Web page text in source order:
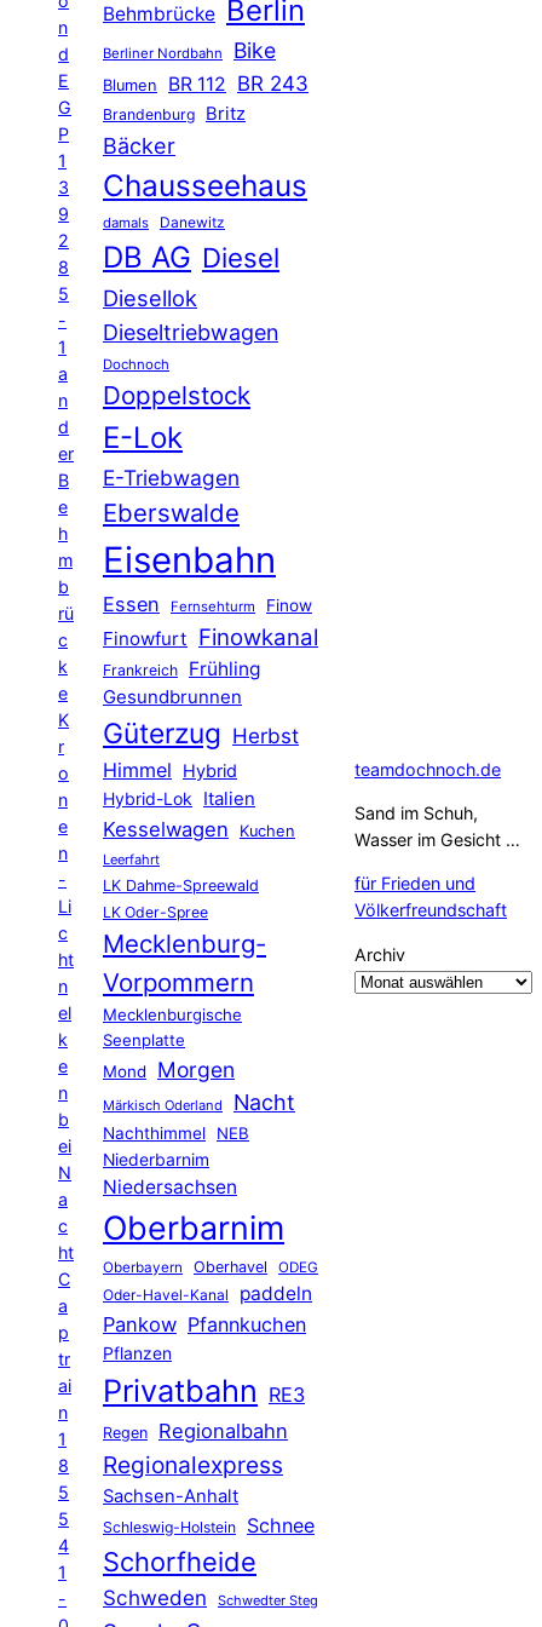
n
d
E
G
P
1
3
9
2
8
5
-
1
a
n
d
er
B
e
h
m
b
rü
c
k
e
K
r
o
n
e
n
-
Li
c
ht
n
el
k
e
n
b
ei
N
a
c
ht
C
a
p
tr
ai
n
1
8
5
5
4
1
-
Behmbrücke Berlin
Berliner Nordbahn Bike
Blumen BR 112 BR 243
Brandenburg Britz
Bäcker
Chausseehaus
damals Danewitz
DB AG Diesel
Diesellok
Dieseltriebwagen
Dochnoch
Doppelstock
E-Lok
E-Triebwagen
Eberswalde
Eisenbahn
Essen Fernsehturm Finow
Finowfurt Finowkanal
Frankreich Frühling
Gesundbrunnen
Güterzug Herbst
Himmel
Hybrid
Hybrid-Lok Italien
Kesselwagen Kuchen
Leerfahrt
LK Dahme-Spreewald
LK Oder-Spree
Mecklenburg-
Vorpommern
Mecklenburgische
Seenplatte
Mond
Morgen
Märkisch Oderland Nacht
Nachthimmel
NEB
Niederbarnim
Niedersachsen
Oberbarnim
Oberbayern Oberhavel ODEG
Oder-Havel-Kanal paddeln
Pankow Pfannkuchen
Pflanzen
Privatbahn RE3
Regen Regionalbahn
Regionalexpress
Sachsen-Anhalt
Schleswig-Holstein Schnee
Schorfheide
Schweden Schwedter Steg
teamdochnoch.de
Sand im Schuh,
Wasser im Gesicht …
für Frieden und
Völkerfreundschaft
Archiv